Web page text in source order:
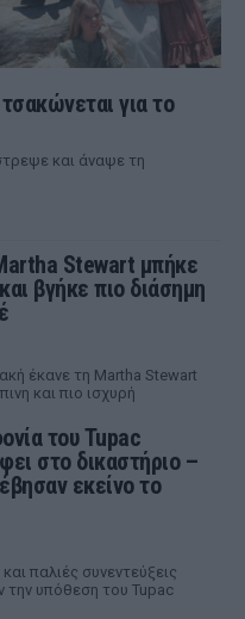
για το
και άναψε τη
Stewart μπήκε
βγήκε πιο διάσημη
έκανε τη Martha Stewart
και πιο ισχυρή
του Tupac
στο δικαστήριο –
εκείνο το
παλιές συνεντεύξεις
την υπόθεση του Tupac